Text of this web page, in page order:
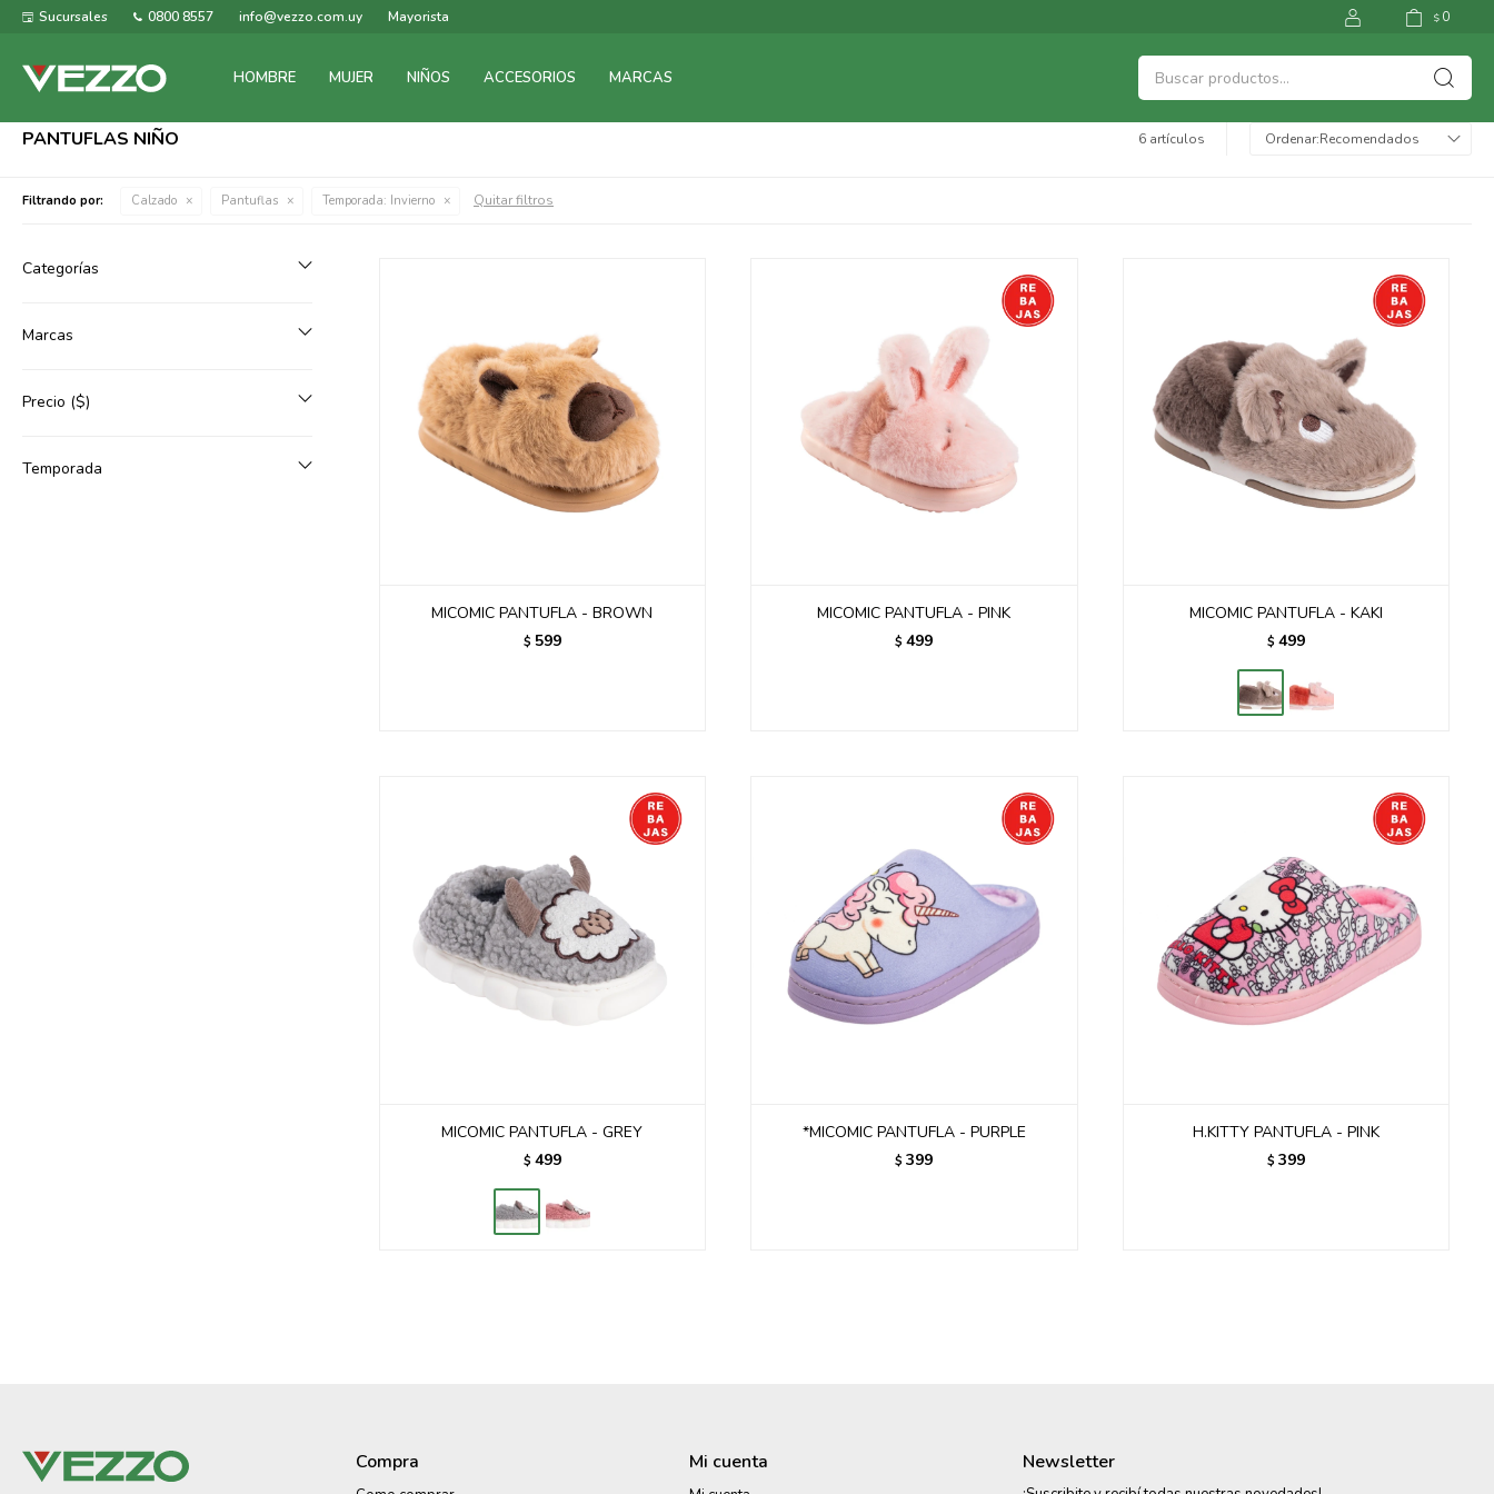
HOMBRE MUJER NIÑOS ACCESORIOS MARCAS
$ 0
Sucursales 0800 8557 info@vezzo.com.uy Mayorista
PANTUFLAS NIÑO 6 artículos Recomendados
Filtrando por: Calzado Pantuflas Temporada: Invierno Quitar filtros
MICOMIC PANTUFLA - BROWN
$ 599
MICOMIC PANTUFLA - PINK
$ 499
MICOMIC PANTUFLA - KAKI
$ 499
MICOMIC PANTUFLA - GREY
$ 499
*MICOMIC PANTUFLA - PURPLE
$ 399
H.KITTY PANTUFLA - PINK
$ 399
Categorías
Marcas
Precio ($)
Temporada
Compra Mi cuenta Newsletter